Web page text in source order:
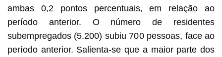
ambas 0,2 pontos percentuais, em relação ao
período anterior. O número de residentes
subempregados (5.200) subiu 700 pessoas, face ao
período anterior. Salienta-se que a maior parte dos